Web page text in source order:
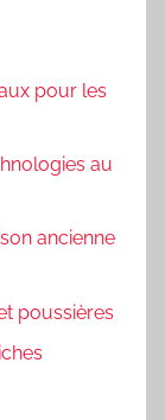
pour les
au
ancienne
poussières